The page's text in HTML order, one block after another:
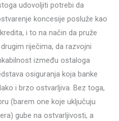
udovoljiti potrebi da
koncesije posluže kao
i to na način da pruže
riječima, da razvojni
između ostaloga
osiguranja koja banke
i brzo ostvarljiva. Bez toga,
(barem one koje uključuju
gube na ostvarljivosti, a